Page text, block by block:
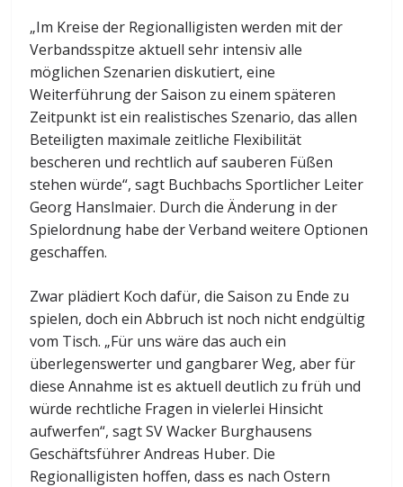
„Im Kreise der Regionalligisten werden mit der
Verbandsspitze aktuell sehr intensiv alle
möglichen Szenarien diskutiert, eine
Weiterführung der Saison zu einem späteren
Zeitpunkt ist ein realistisches Szenario, das allen
Beteiligten maximale zeitliche Flexibilität
bescheren und rechtlich auf sauberen Füßen
stehen würde“, sagt Buchbachs Sportlicher Leiter
Georg Hanslmaier. Durch die Änderung in der
Spielordnung habe der Verband weitere Optionen
geschaffen.
Zwar plädiert Koch dafür, die Saison zu Ende zu
spielen, doch ein Abbruch ist noch nicht endgültig
vom Tisch. „Für uns wäre das auch ein
überlegenswerter und gangbarer Weg, aber für
diese Annahme ist es aktuell deutlich zu früh und
würde rechtliche Fragen in vielerlei Hinsicht
aufwerfen“, sagt SV Wacker Burghausens
Geschäftsführer Andreas Huber. Die
Regionalligisten hoffen, dass es nach Ostern